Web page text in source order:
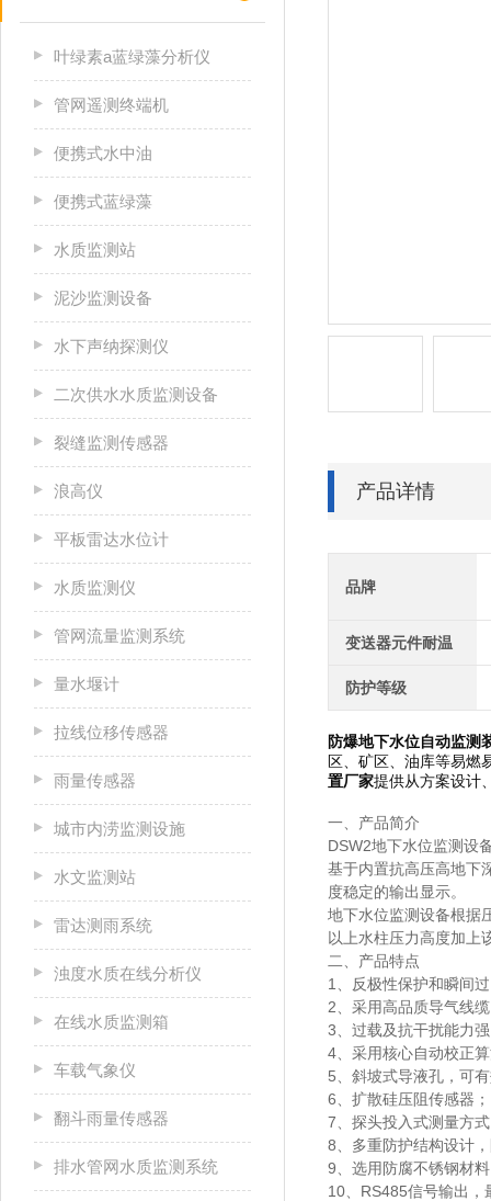
叶绿素a蓝绿藻分析仪
管网遥测终端机
便携式水中油
便携式蓝绿藻
水质监测站
泥沙监测设备
水下声纳探测仪
二次供水水质监测设备
裂缝监测传感器
浪高仪
平板雷达水位计
水质监测仪
管网流量监测系统
量水堰计
拉线位移传感器
雨量传感器
城市内涝监测设施
水文监测站
雷达测雨系统
浊度水质在线分析仪
在线水质监测箱
车载气象仪
翻斗雨量传感器
排水管网水质监测系统
产品详情
品牌
变送器元件耐温
防护等级
防爆地下水位自动监测
区、矿区、油库等易燃
置厂家提供从方案设计
一、产品简介
DSW2地下水位监测设
基于内置抗高压高地下
度稳定的输出显示。
地下水位监测设备根据
以上水柱压力高度加上
二、产品特点
1、反极性保护和瞬间
2、采用高品质导气线
3、过载及抗干扰能力
4、采用核心自动校正
5、斜坡式导液孔，可
6、扩散硅压阻传感器；
7、探头投入式测量方
8、多重防护结构设计
9、选用防腐不锈钢材
10、RS485信号输出